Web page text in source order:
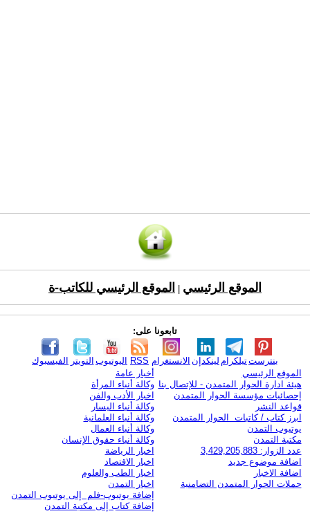
الموقع الرئيسي الموقع الرئيسي للكاتب-ة
تابعونا على:
الفيسبوك التويتر اليوتيوب RSS الانستغرام لينكدإن تيلكرامبنترست
الموقع الرئيسي
هيئة ادارة الحوار المتمدن - للإتصال بنا
إحصائيات مؤسسة الحوار المتمدن
قواعد النشر
ابرز كتاب / كاتبات الحوار المتمدن
يوتيوب التمدن
مكتبة التمدن
عدد الزوار: 3,429,205,883
اضافة موضوع جديد
اضافة الاخبار
حملات الحوار المتمدن التضامنية
أخبار عامة
وكالة أنباء المرأة
اخبار الأدب والفن
وكالة أنباء اليسار
وكالة أنباء العلمانية
وكالة أنباء العمال
وكالة أنباء حقوق الإنسان
اخبار الرياضة
اخبار الاقتصاد
اخبار الطب والعلوم
اخبار التمدن
إضافة يوتيوب-فلم إلى يوتيوب التمدن
إضافة كتاب إلى مكتبة التمدن